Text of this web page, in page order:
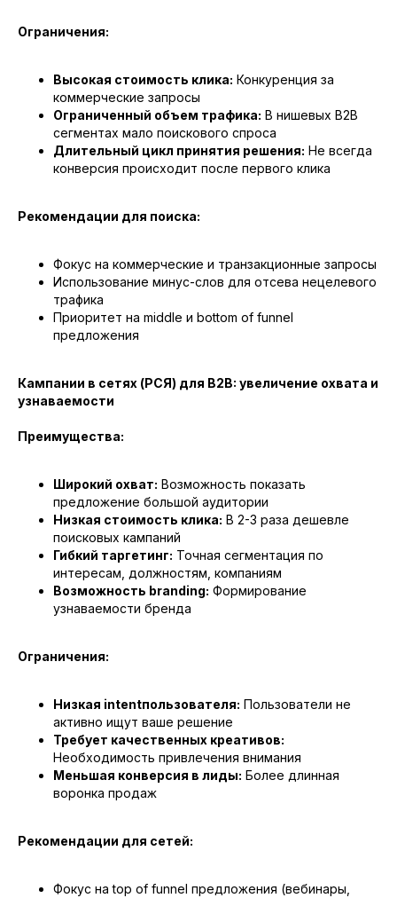
Ограничения:
Высокая стоимость клика: Конкуренция за
коммерческие запросы
Ограниченный объем трафика: В нишевых B2B
сегментах мало поискового спроса
Длительный цикл принятия решения: Не всегда
конверсия происходит после первого клика
Рекомендации для поиска:
Фокус на коммерческие и транзакционные запросы
Использование минус-слов для отсева нецелевого
трафика
Приоритет на middle и bottom of funnel
предложения
Кампании в сетях (РСЯ) для B2B: увеличение охвата и
узнаваемости
Преимущества:
Широкий охват: Возможность показать
предложение большой аудитории
Низкая стоимость клика: В 2-3 раза дешевле
поисковых кампаний
Гибкий таргетинг: Точная сегментация по
интересам, должностям, компаниям
Возможность branding: Формирование
узнаваемости бренда
Ограничения:
Низкая intentпользователя: Пользователи не
активно ищут ваше решение
Требует качественных креативов:
Необходимость привлечения внимания
Меньшая конверсия в лиды: Более длинная
воронка продаж
Рекомендации для сетей:
Фокус на top of funnel предложения (вебинары,